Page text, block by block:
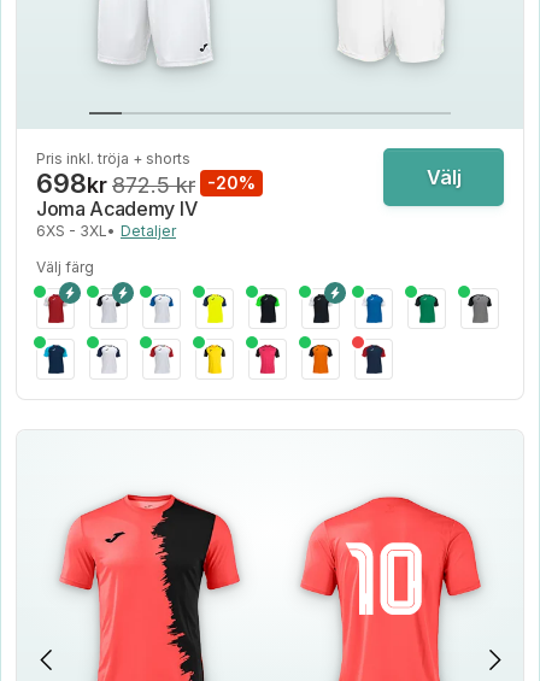
Pris inkl. tröja + shorts
698kr872.5 kr -20%
Joma Academy IV
6XS - 3XL• Detaljer
Välj
Välj färg